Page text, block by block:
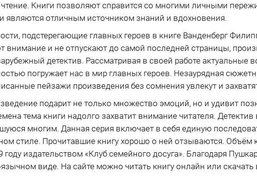
Книги позволяют справится со многими личными
являются отличным источником знаний и вдохновения.
подстерегающие главных героев в книге Ванденберг
и не отпускают до самой последней страницы,
детектив. Рассматривая в своей работе актуальные
погружает нас в мир главных героев. Незаурядная
пейзажи произведения без сомнения увлекут и
подарит не только множество эмоций, но и удивит
тема книги надолго захватит внимание читателя.
многим. Данная серия включает в себя единую
стиле. Прочитавшие книгу хорошо о ней отзываются. Объём
издательством «Клуб семейного досуга». Благодаря
виде. На сайте можно читать книгу онлайн или скачать